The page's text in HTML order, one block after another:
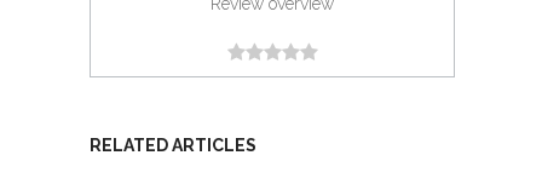
RELATED ARTICLES